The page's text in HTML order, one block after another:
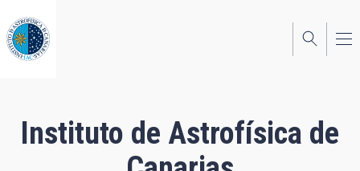
al
contenido
principal
Instituto de Astrofísica de